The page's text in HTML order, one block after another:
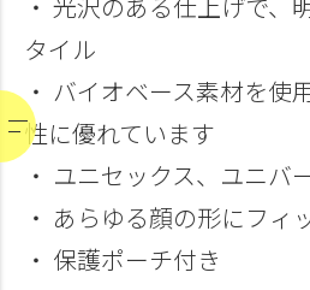
・ 光沢のある仕上げで、
タイル
・ バイオベース素材を使
性に優れています
・ ユニセックス、ユニバ
・ あらゆる顔の形にフィ
・ 保護ポーチ付き